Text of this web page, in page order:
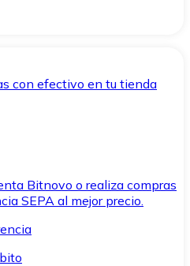
con efectivo en tu tienda
Bitnovo o realiza compras
SEPA al mejor precio.